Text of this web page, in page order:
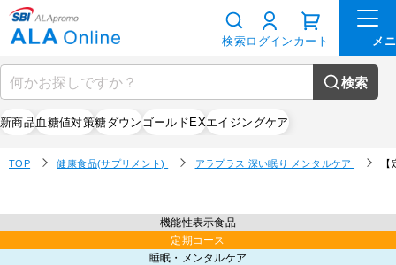
検索
新商品血糖値対策糖ダウンゴールドEXエイジングケア
検索ログイン カート
TOP 健康食品(サプリメント) アラプラス 深い眠り メンタルケア
機能性表示食品
定期コース
睡眠・メンタルケア